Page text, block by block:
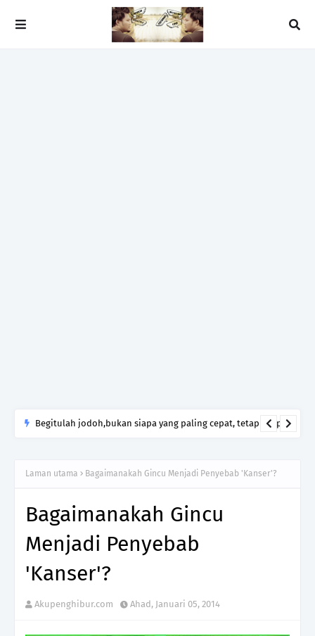
Begitulah jodoh,bukan siapa yang paling cepat, tetapi siapa
Laman utama Bagaimanakah Gincu Menjadi Penyebab 'Kanser'?
Bagaimanakah Gincu
Menjadi Penyebab
'Kanser'?
Akupenghibur.com Ahad, Januari 05, 2014